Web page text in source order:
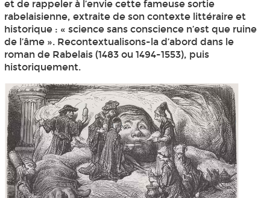
et de rappeler à l’envie cette fameuse sortie
rabelaisienne, extraite de son contexte littéraire et
historique : « science sans conscience n’est que ruine
de l’âme ». Recontextualisons-la d’abord dans le
roman de Rabelais (1483 ou 1494-1553), puis
historiquement.